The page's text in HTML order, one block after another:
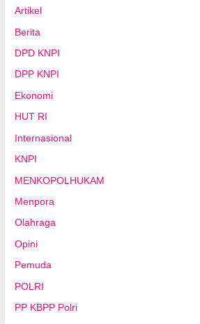
Artikel
Berita
DPD KNPI
DPP KNPI
Ekonomi
HUT RI
Internasional
KNPI
MENKOPOLHUKAM
Menpora
Olahraga
Opini
Pemuda
POLRI
PP KBPP Polri